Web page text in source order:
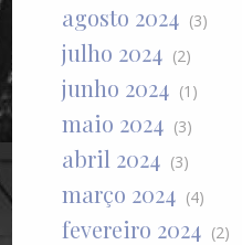
agosto 2024 (3)
julho 2024 (2)
junho 2024 (1)
maio 2024 (3)
abril 2024 (3)
março 2024 (4)
fevereiro 2024 (2)